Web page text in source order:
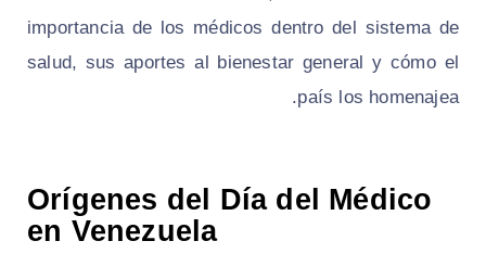
importancia de los médicos dentro del sistema de
salud, sus aportes al bienestar general y cómo el
país los homenajea.
Orígenes del Día del Médico
en Venezuela